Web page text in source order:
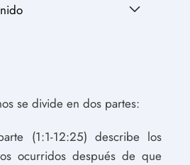
se divide en dos partes:
(1:1-12:25) describe los
ocurridos después de que